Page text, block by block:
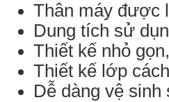
Thân máy được
Dung tích sử
Thiết kế nhỏ
Thiết kế lớp
Dễ dàng vệ sinh